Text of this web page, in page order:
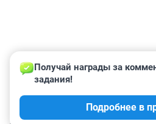
КОММЕНТАРИИ 5
Получай награды за
задания!
Подробнее в